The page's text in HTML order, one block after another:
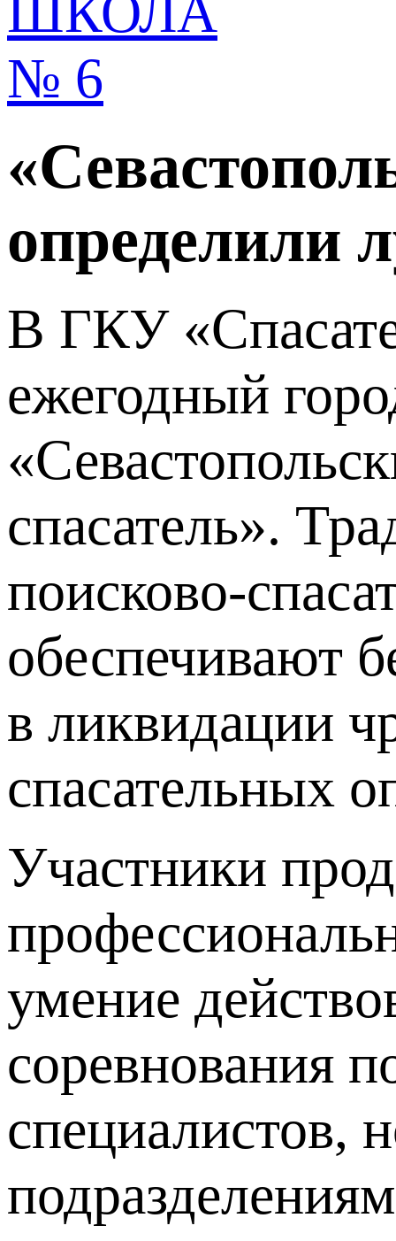
определили
В ГКУ
ежегодный
спасатель».
поисково-
обеспечивают
в ликвидации
спасательных
Участники
умение
соревнования
специалистов,